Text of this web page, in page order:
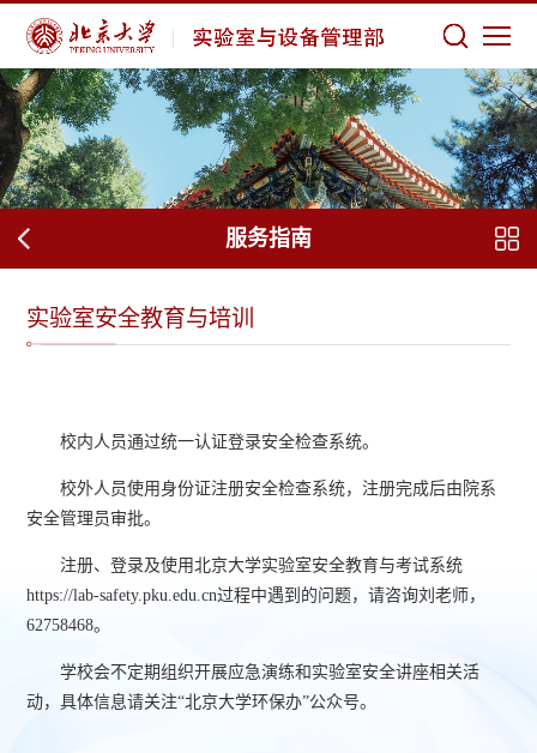
服务指南
实验室安全教育与培训
校内人员通过统一认证登录安全检查系统。
校外人员使用身份证注册安全检查系统，注册完成后由院系
安全管理员审批。
注册、登录及使用北京大学实验室安全教育与考试系统
https://lab-safety.pku.edu.cn过程中遇到的问题，请咨询刘老师，
62758468。
学校会不定期组织开展应急演练和实验室安全讲座相关活
动，具体信息请关注“北京大学环保办”公众号。